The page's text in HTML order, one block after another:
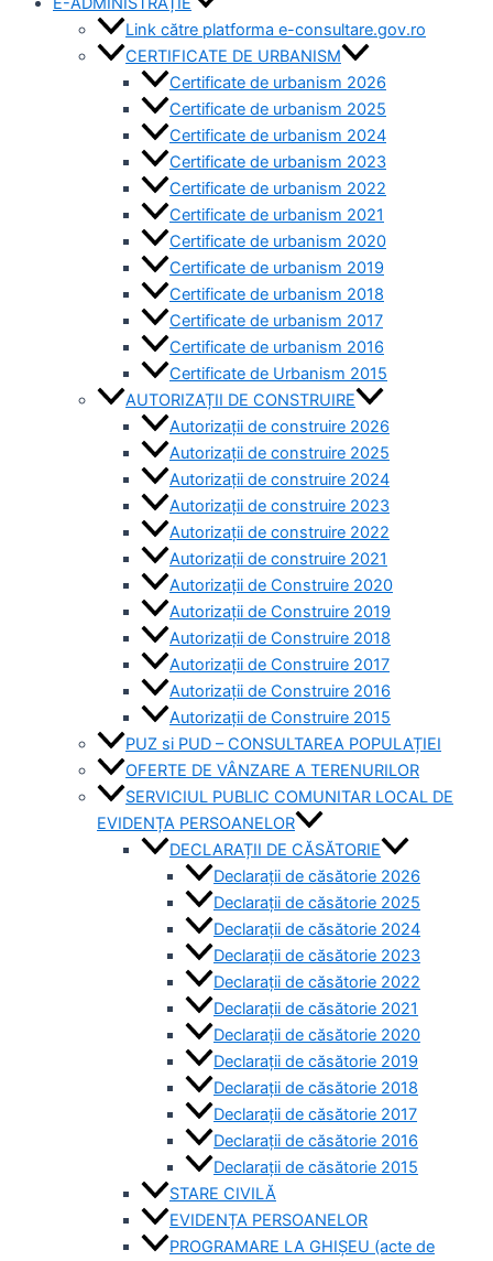
Link către platforma e-consultare.gov.ro
CERTIFICATE DE URBANISM
Certificate de urbanism 2026
Certificate de urbanism 2025
Certificate de urbanism 2024
Certificate de urbanism 2023
Certificate de urbanism 2022
Certificate de urbanism 2021
Certificate de urbanism 2020
Certificate de urbanism 2019
Certificate de urbanism 2018
Certificate de urbanism 2017
Certificate de urbanism 2016
Certificate de Urbanism 2015
AUTORIZAȚII DE CONSTRUIRE
Autorizații de construire 2026
Autorizații de construire 2025
Autorizații de construire 2024
Autorizații de construire 2023
Autorizații de construire 2022
Autorizații de construire 2021
Autorizații de Construire 2020
Autorizații de Construire 2019
Autorizaţii de Construire 2018
Autorizaţii de Construire 2017
Autorizaţii de Construire 2016
Autorizaţii de Construire 2015
PUZ si PUD – CONSULTAREA POPULAȚIEI
OFERTE DE VÂNZARE A TERENURILOR
SERVICIUL PUBLIC COMUNITAR LOCAL DE
EVIDENȚA PERSOANELOR
DECLARAȚII DE CĂSĂTORIE
Declarații de căsătorie 2026
Declarații de căsătorie 2025
Declarații de căsătorie 2024
Declarații de căsătorie 2023
Declarații de căsătorie 2022
Declarații de căsătorie 2021
Declarații de căsătorie 2020
Declarații de căsătorie 2019
Declarații de căsătorie 2018
Declarații de căsătorie 2017
Declarații de căsătorie 2016
Declarații de căsătorie 2015
STARE CIVILĂ
EVIDENȚA PERSOANELOR
PROGRAMARE LA GHIȘEU (acte de